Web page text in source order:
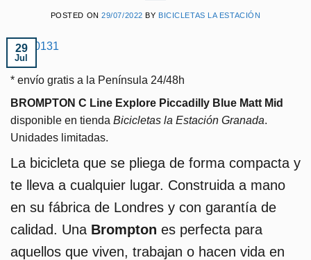
POSTED ON29/07/2022 BY BICICLETAS LA ESTACIÓN
29
Jul
* envío gratis a la Península 24/48h
BROMPTON C Line Explore Piccadilly Blue Matt Mid
disponible en tienda Bicicletas la Estación Granada.
Unidades limitadas.
La bicicleta que se pliega de forma compacta y
te lleva a cualquier lugar. Construida a mano
en su fábrica de Londres y con garantía de
calidad. Una Brompton es perfecta para
aquellos que viven, trabajan o hacen vida en